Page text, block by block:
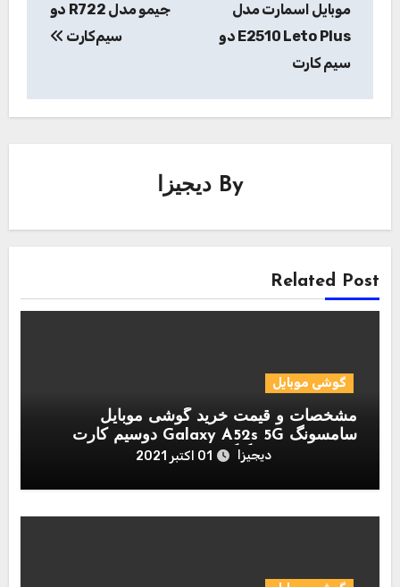
موبایل اسمارت مدل
E2510 Leto Plus دو
سیم کارت
جیمو مدل R722 دو
سیم‌کارت
By دیجیزا
Related Post
گوشی موبایل
مشخصات و قیمت خرید گوشی موبایل
سامسونگ Galaxy A52s 5G دوسیم کارت
دیجیزا 01 اکتبر 2021